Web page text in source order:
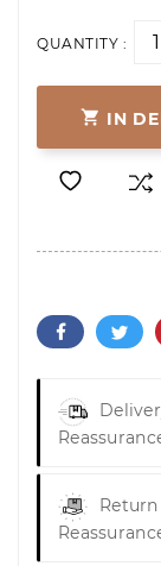
QUANTITY :
 IN